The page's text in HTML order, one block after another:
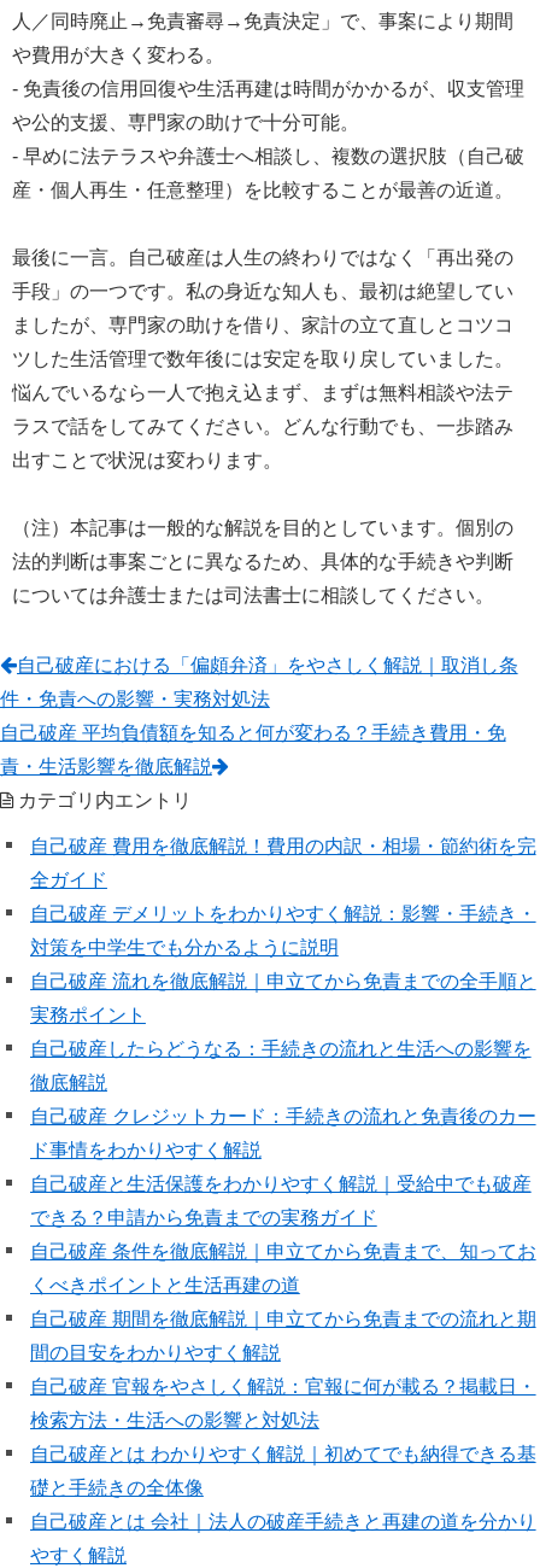
人／同時廃止→免責審尋→免責決定」で、事案により期間
や費用が大きく変わる。
- 免責後の信用回復や生活再建は時間がかかるが、収支管理
や公的支援、専門家の助けで十分可能。
- 早めに法テラスや弁護士へ相談し、複数の選択肢（自己破
産・個人再生・任意整理）を比較することが最善の近道。
最後に一言。自己破産は人生の終わりではなく「再出発の
手段」の一つです。私の身近な知人も、最初は絶望してい
ましたが、専門家の助けを借り、家計の立て直しとコツコ
ツした生活管理で数年後には安定を取り戻していました。
悩んでいるなら一人で抱え込まず、まずは無料相談や法テ
ラスで話をしてみてください。どんな行動でも、一歩踏み
出すことで状況は変わります。
（注）本記事は一般的な解説を目的としています。個別の
法的判断は事案ごとに異なるため、具体的な手続きや判断
については弁護士または司法書士に相談してください。
自己破産における「偏頗弁済」をやさしく解説｜取消し条
件・免責への影響・実務対処法
自己破産 平均負債額を知ると何が変わる？手続き費用・免
責・生活影響を徹底解説
カテゴリ内エントリ
自己破産 費用を徹底解説！費用の内訳・相場・節約術を完
全ガイド
自己破産 デメリットをわかりやすく解説：影響・手続き・
対策を中学生でも分かるように説明
自己破産 流れを徹底解説｜申立てから免責までの全手順と
実務ポイント
自己破産したらどうなる：手続きの流れと生活への影響を
徹底解説
自己破産 クレジットカード：手続きの流れと免責後のカー
ド事情をわかりやすく解説
自己破産と生活保護をわかりやすく解説｜受給中でも破産
できる？申請から免責までの実務ガイド
自己破産 条件を徹底解説｜申立てから免責まで、知ってお
くべきポイントと生活再建の道
自己破産 期間を徹底解説｜申立てから免責までの流れと期
間の目安をわかりやすく解説
自己破産 官報をやさしく解説：官報に何が載る？掲載日・
検索方法・生活への影響と対処法
自己破産とは わかりやすく解説｜初めてでも納得できる基
礎と手続きの全体像
自己破産とは 会社｜法人の破産手続きと再建の道を分かり
やすく解説